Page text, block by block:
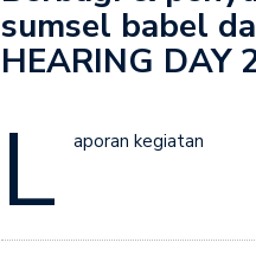
sumsel babel
HEARING DAY
L aporan kegiatan